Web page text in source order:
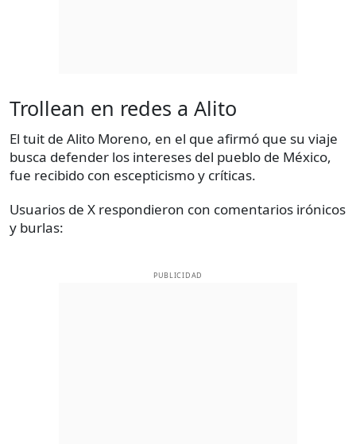
Trollean en redes a Alito
El tuit de Alito Moreno, en el que afirmó que su viaje
busca defender los intereses del pueblo de México,
fue recibido con escepticismo y críticas.
Usuarios de X respondieron con comentarios irónicos
y burlas:
PUBLICIDAD